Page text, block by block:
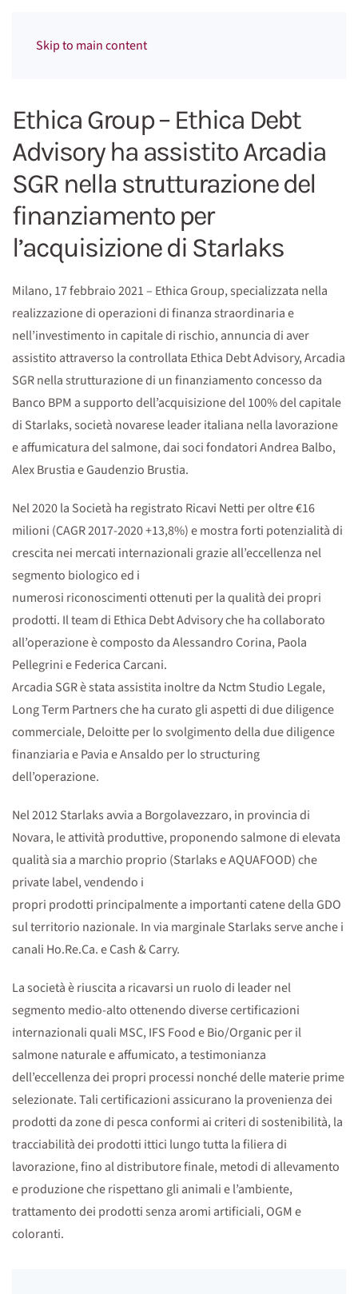
Skip to main content
Ethica Group – Ethica Debt
Advisory ha assistito Arcadia
SGR nella strutturazione del
finanziamento per
l’acquisizione di Starlaks
Milano, 17 febbraio 2021 – Ethica Group, specializzata nella
realizzazione di operazioni di finanza straordinaria e
nell’investimento in capitale di rischio, annuncia di aver
assistito attraverso la controllata Ethica Debt Advisory, Arcadia
SGR nella strutturazione di un finanziamento concesso da
Banco BPM a supporto dell’acquisizione del 100% del capitale
di Starlaks, società novarese leader italiana nella lavorazione
e affumicatura del salmone, dai soci fondatori Andrea Balbo,
Alex Brustia e Gaudenzio Brustia.
Nel 2020 la Società ha registrato Ricavi Netti per oltre €16
milioni (CAGR 2017-2020 +13,8%) e mostra forti potenzialità di
crescita nei mercati internazionali grazie all’eccellenza nel
segmento biologico ed i
numerosi riconoscimenti ottenuti per la qualità dei propri
prodotti. Il team di Ethica Debt Advisory che ha collaborato
all’operazione è composto da Alessandro Corina, Paola
Pellegrini e Federica Carcani.
Arcadia SGR è stata assistita inoltre da Nctm Studio Legale,
Long Term Partners che ha curato gli aspetti di due diligence
commerciale, Deloitte per lo svolgimento della due diligence
finanziaria e Pavia e Ansaldo per lo structuring
dell’operazione.
Nel 2012 Starlaks avvia a Borgolavezzaro, in provincia di
Novara, le attività produttive, proponendo salmone di elevata
qualità sia a marchio proprio (Starlaks e AQUAFOOD) che
private label, vendendo i
propri prodotti principalmente a importanti catene della GDO
sul territorio nazionale. In via marginale Starlaks serve anche i
canali Ho.Re.Ca. e Cash & Carry.
La società è riuscita a ricavarsi un ruolo di leader nel
segmento medio-alto ottenendo diverse certificazioni
internazionali quali MSC, IFS Food e Bio/Organic per il
salmone naturale e affumicato, a testimonianza
dell’eccellenza dei propri processi nonché delle materie prime
selezionate. Tali certificazioni assicurano la provenienza dei
prodotti da zone di pesca conformi ai criteri di sostenibilità, la
tracciabilità dei prodotti ittici lungo tutta la filiera di
lavorazione, fino al distributore finale, metodi di allevamento
e produzione che rispettano gli animali e l’ambiente,
trattamento dei prodotti senza aromi artificiali, OGM e
coloranti.